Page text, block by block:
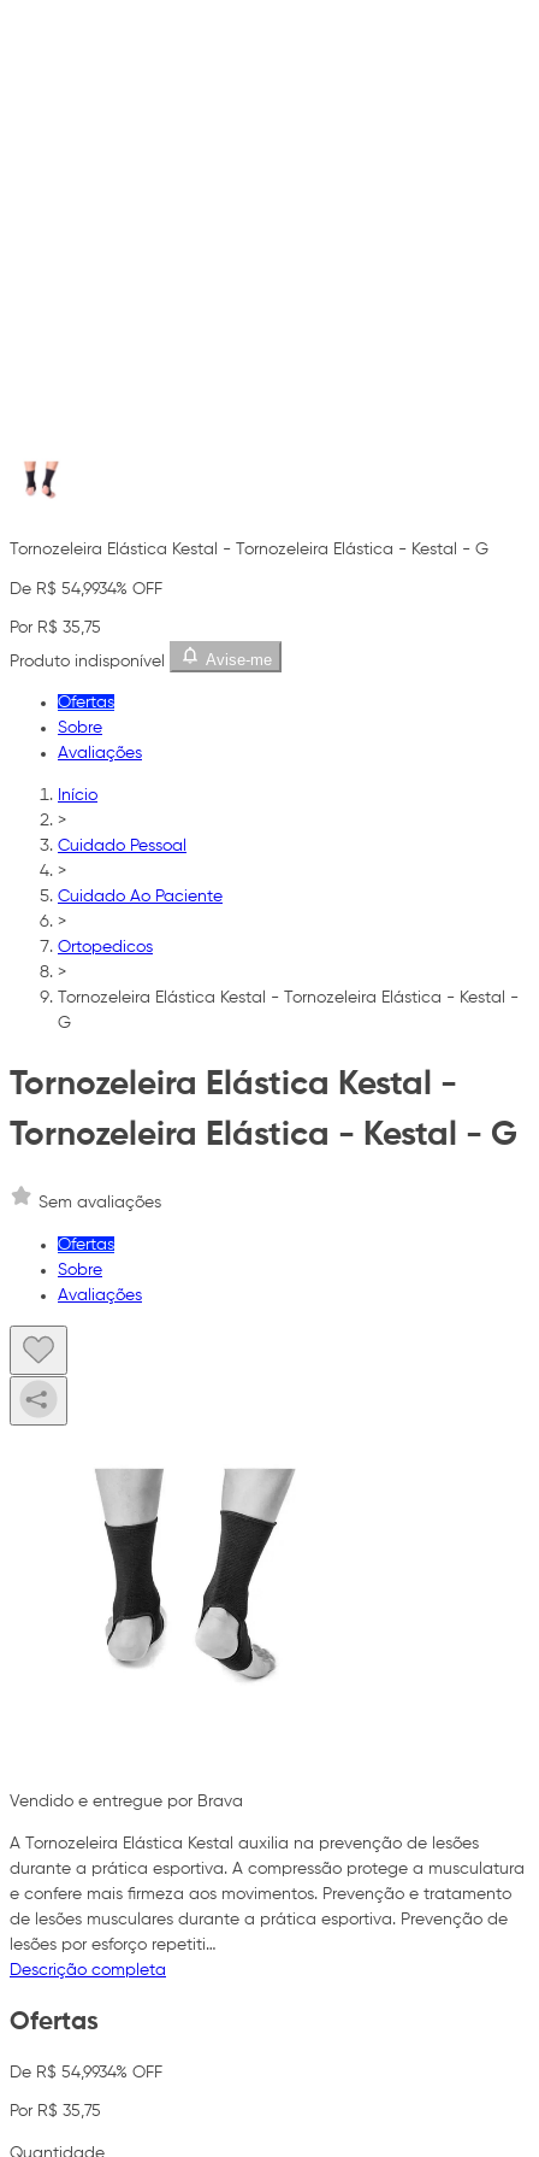
Tornozeleira Elástica Kestal - Tornozeleira Elástica - Kestal - G
De R$ 54,9934% OFF
Por R$ 35,75
Produto indisponível
Avise-me
Ofertas
Sobre
Avaliações
Início
>
Cuidado Pessoal
>
Cuidado Ao Paciente
>
Ortopedicos
>
Tornozeleira Elástica Kestal - Tornozeleira Elástica - Kestal -
G
Tornozeleira Elástica Kestal -
Tornozeleira Elástica - Kestal - G
Sem avaliações
Ofertas
Sobre
Avaliações
Vendido e entregue por Brava
A Tornozeleira Elástica Kestal auxilia na prevenção de lesões
durante a prática esportiva. A compressão protege a musculatura
e confere mais firmeza aos movimentos. Prevenção e tratamento
de lesões musculares durante a prática esportiva. Prevenção de
lesões por esforço repetiti…
Descrição completa
Ofertas
De R$ 54,9934% OFF
Por R$ 35,75
Quantidade